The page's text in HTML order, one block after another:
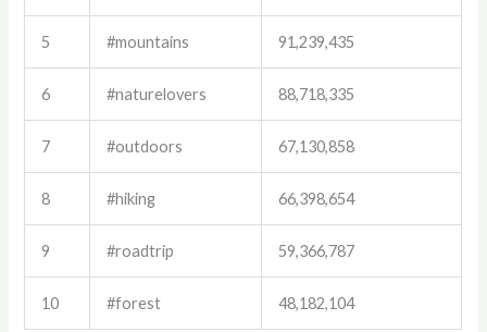
5 #mountains 91,239,435
6 #naturelovers 88,718,335
7 #outdoors 67,130,858
8 #hiking 66,398,654
9 #roadtrip 59,366,787
10 #forest 48,182,104